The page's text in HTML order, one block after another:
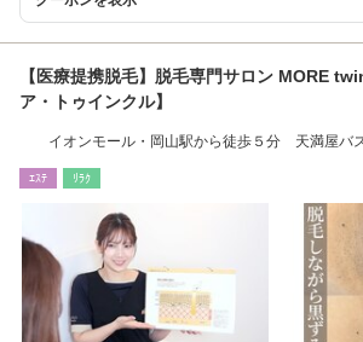
【医療提携脱毛】脱毛専門サロン MORE
ア・トゥインクル】
イオンモール・岡山駅から徒歩５分 天満屋バ
ｴｽﾃ ﾘﾗｸ